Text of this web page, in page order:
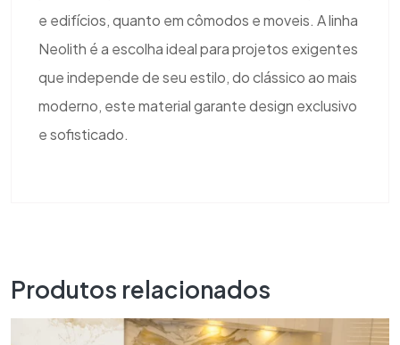
e edifícios, quanto em cômodos e moveis. A linha
Neolith é a escolha ideal para projetos exigentes
que independe de seu estilo, do clássico ao mais
moderno, este material garante design exclusivo
e sofisticado.
Produtos relacionados